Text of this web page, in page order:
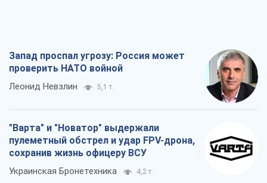
Запад проспал угрозу: Россия может
проверить НАТО войной
Леонид Невзлин 5,1 т.
"Варта" и "Новатор" выдержали
пулеметный обстрел и удар FPV-дрона,
сохранив жизнь офицеру ВСУ
Украинская Бронетехника 4,2 т.